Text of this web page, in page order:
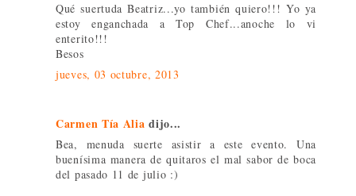
Qué suertuda Beatriz...yo también quiero!!! Yo ya
estoy enganchada a Top Chef...anoche lo vi
enterito!!!
Besos
jueves, 03 octubre, 2013
Carmen Tía Alia dijo...
Bea, menuda suerte asistir a este evento. Una
buenísima manera de quitaros el mal sabor de boca
del pasado 11 de julio :)